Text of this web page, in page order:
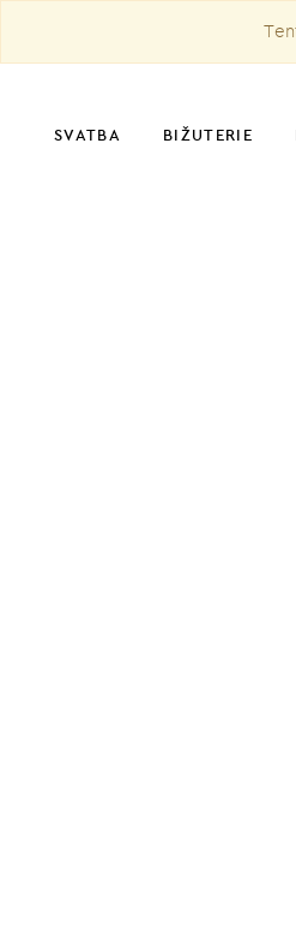
SVATBA BIŽUTERIE